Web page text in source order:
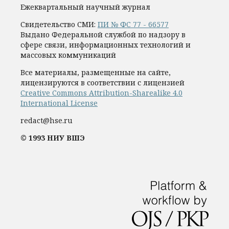
Ежеквартальный научный журнал
Свидетельство СМИ: ПИ № ФС 77 - 66577
Выдано Федеральной службой по надзору в
сфере связи, информационных технологий и
массовых коммуникаций
Все материалы, размещенные на сайте,
лицензируются в соответствии с лицензией
Creative Commons Attribution-Sharealike 4.0
International License
redact@hse.ru
© 1993 НИУ ВШЭ